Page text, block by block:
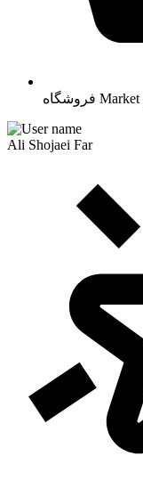
Market
Ali Shojaei Far